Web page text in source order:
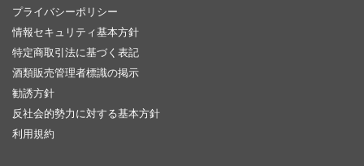
プライバシーポリシー
情報セキュリティ基本方針
特定商取引法に基づく表記
酒類販売管理者標識の掲示
勧誘方針
反社会的勢力に対する基本方針
利用規約